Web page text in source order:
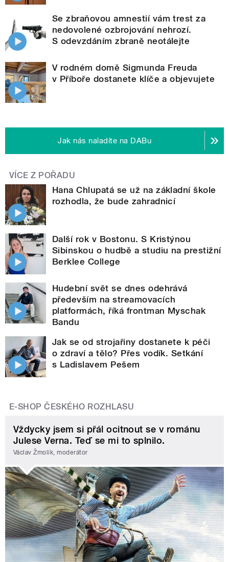
Se zbraňovou amnestií vám trest za
nedovolené ozbrojování nehrozí.
S odevzdáním zbraně neotálejte
V rodném domě Sigmunda Freuda
v Příboře dostanete klíče a objevujete
Jak nás naladíte na DABu
VÍCE Z POŘADU
Hana Chlupatá se už na základní škole
rozhodla, že bude zahradnicí
Další rok v Bostonu. S Kristýnou
Sibinskou o hudbě a studiu na prestižní
Berklee College
Hudební svět se dnes odehrává
především na streamovacích
platformách, říká frontman Myschak
Bandu
Jak se od strojařiny dostanete k péči
o zdraví a tělo? Přes vodík. Setkání
s Ladislavem Pešem
E-SHOP ČESKÉHO ROZHLASU
Vždycky jsem si přál ocitnout se v románu
Julese Verna. Teď se mi to splnilo.
Václav Žmolík, moderátor